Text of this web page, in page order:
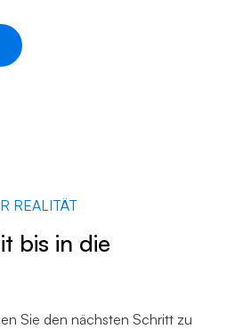
REALITÄT
bis in die
Sie den nächsten Schritt zu